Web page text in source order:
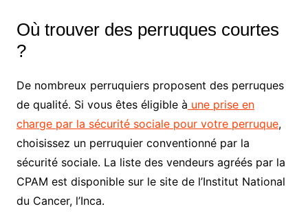
Où trouver des perruques courtes
?
De nombreux perruquiers proposent des perruques
de qualité. Si vous êtes éligible à une prise en
charge par la sécurité sociale pour votre perruque,
choisissez un perruquier conventionné par la
sécurité sociale. La liste des vendeurs agréés par la
CPAM est disponible sur le site de l’Institut National
du Cancer, l’Inca.